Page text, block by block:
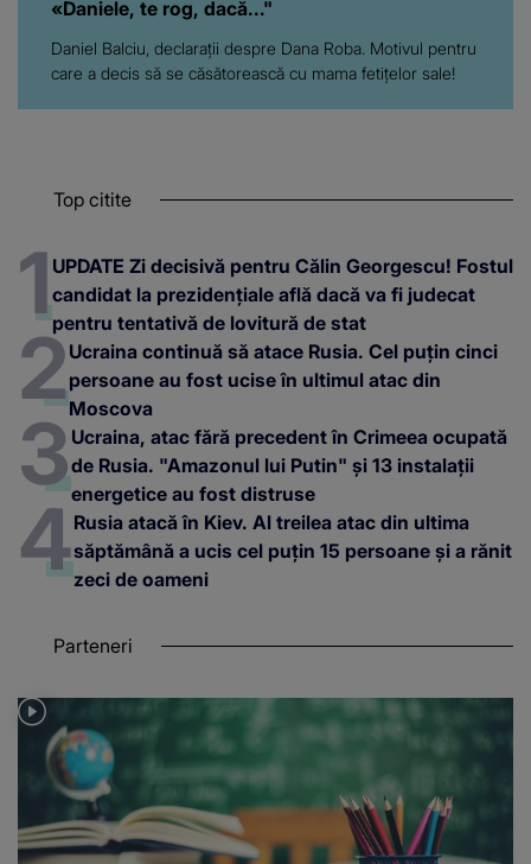
«Daniele, te rog, dacă..."
Daniel Balciu, declarații despre Dana Roba. Motivul pentru
care a decis să se căsătorească cu mama fetițelor sale!
Top citite
UPDATE Zi decisivă pentru Călin Georgescu! Fostul
candidat la prezidențiale află dacă va fi judecat
pentru tentativă de lovitură de stat
Ucraina continuă să atace Rusia. Cel puțin cinci
persoane au fost ucise în ultimul atac din
Moscova
Ucraina, atac fără precedent în Crimeea ocupată
de Rusia. "Amazonul lui Putin" și 13 instalații
energetice au fost distruse
Rusia atacă în Kiev. Al treilea atac din ultima
săptămână a ucis cel puțin 15 persoane și a rănit
zeci de oameni
Parteneri